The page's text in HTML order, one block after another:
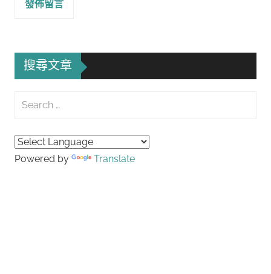
搜尋文章
Search
Powered by Translate